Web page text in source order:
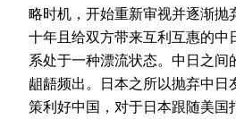
略时机，开始重新审视并逐渐抛
十年且给双方带来互利互惠的中
系处于一种漂流状态。中日之间
龃龉频出。日本之所以抛弃中日
策利好中国，对于日本跟随美国